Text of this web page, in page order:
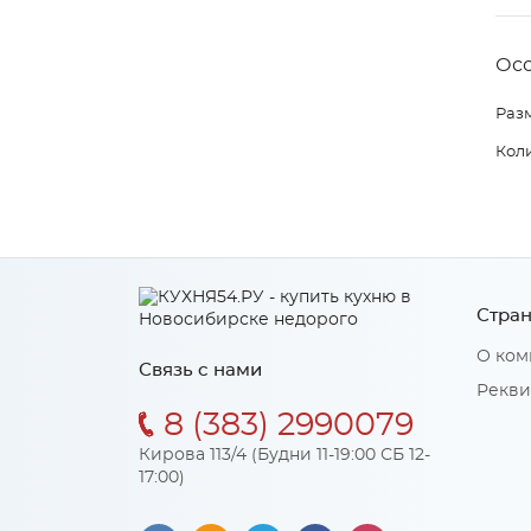
Связь с нами
8 (383) 2990079
Кирова 113/4 (Будни 11-19:00 СБ 12-
17:00)
О